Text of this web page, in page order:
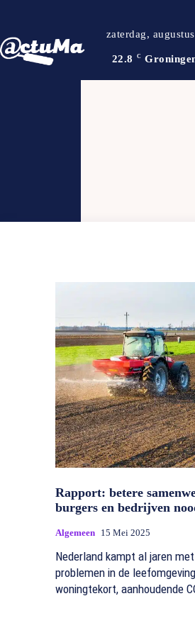
zaterdag,
22.8 C
Rapport: betere
burgers en bedrijven
Algemeen 15 Mei 2025
Nederland kampt al jaren
problemen in de
woningtekort, aanhoudende